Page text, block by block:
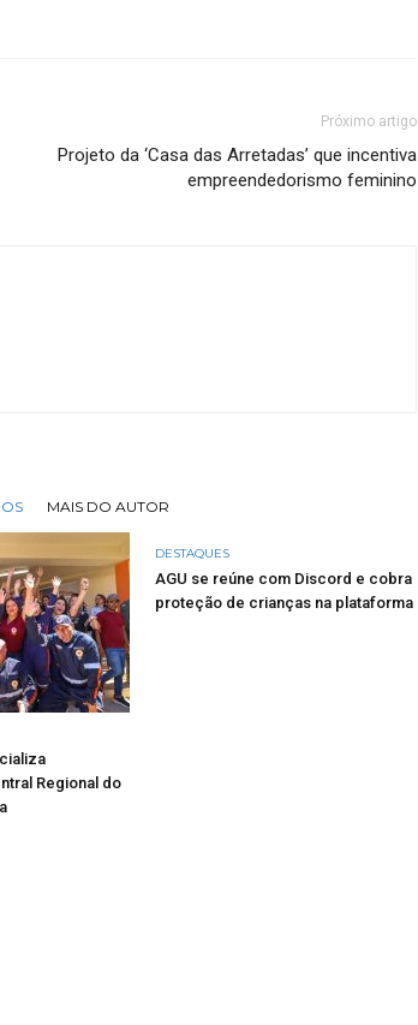
Próximo artigo
Projeto da ‘Casa das Arretadas’ que incentiva
empreendedorismo feminino
MAIS DO AUTOR
Regional do
DESTAQUES
AGU se reúne com Discord e cobra
proteção de crianças na plataforma